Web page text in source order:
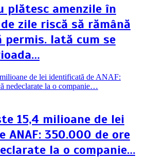
plătesc amenzile în
zile riscă să rămână
Iată cum se
15,4 milioane de lei
350.000 de ore
la o companie…